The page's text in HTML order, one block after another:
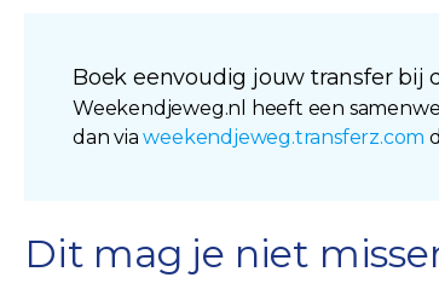
Boek eenvoudig jouw transfer bij
Weekendjeweg.nl heeft een
dan viaweekendjeweg.transferz.com
Dit mag je niet